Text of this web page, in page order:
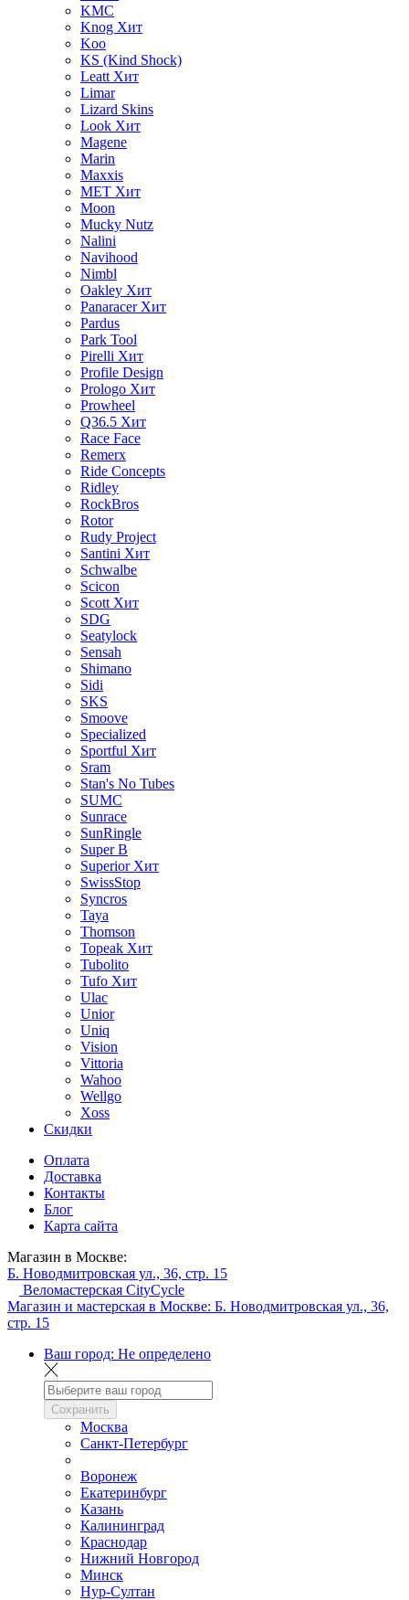
KMC
Knog Хит
Koo
KS (Kind Shock)
Leatt Хит
Limar
Lizard Skins
Look Хит
Magene
Marin
Maxxis
MET Хит
Moon
Mucky Nutz
Nalini
Navihood
Nimbl
Oakley Хит
Panaracer Хит
Pardus
Park Tool
Pirelli Хит
Profile Design
Prologo Хит
Prowheel
Q36.5 Хит
Race Face
Remerx
Ride Concepts
Ridley
RockBros
Rotor
Rudy Project
Santini Хит
Schwalbe
Scicon
Scott Хит
SDG
Seatylock
Sensah
Shimano
Sidi
SKS
Smoove
Specialized
Sportful Хит
Sram
Stan's No Tubes
SUMC
Sunrace
SunRingle
Super B
Superior Хит
SwissStop
Syncros
Taya
Thomson
Topeak Хит
Tubolito
Tufo Хит
Ulac
Unior
Uniq
Vision
Vittoria
Wahoo
Wellgo
Xoss
Скидки
Оплата
Доставка
Контакты
Блог
Карта сайта
Магазин в Москве:
Б. Новодмитровская ул., 36, стр. 15
Веломастерская CityCycle
Магазин и мастерская в Москве: Б. Новодмитровская ул., 36,
стр. 15
Ваш город: Не определено
Сохранить
Москва
Санкт-Петербург
Воронеж
Екатеринбург
Казань
Калининград
Краснодар
Нижний Новгород
Минск
Нур-Султан